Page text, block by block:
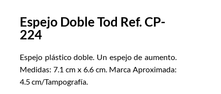
Espejo Doble Tod Ref. CP-
224
Espejo plástico doble. Un espejo de aumento.
Medidas: 7.1 cm x 6.6 cm. Marca Aproximada:
4.5 cm/Tampografía.